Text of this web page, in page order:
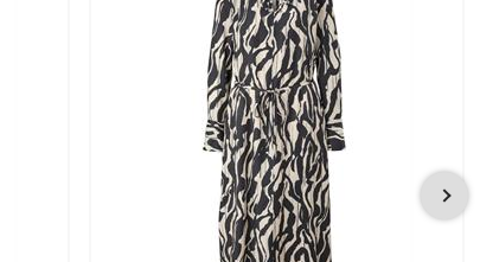
schätzen die Kombination aus hochwertiger
Sortiments – online und in unserenTara-M Stores